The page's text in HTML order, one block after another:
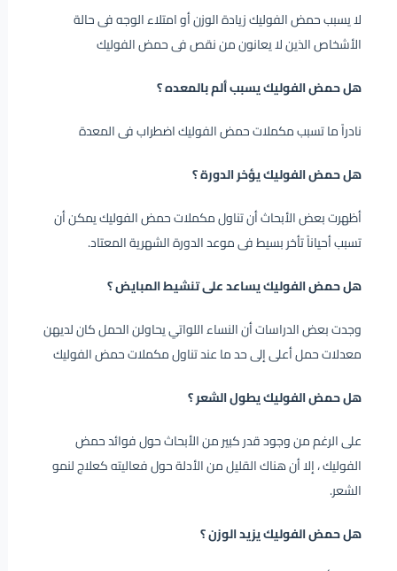
لا يسبب حمض الفوليك زيادة الوزن أو امتلاء الوجه فى حالة
الأشخاص الذين لا يعانون من نقص فى حمض الفوليك
هل حمض الفوليك يسبب ألم بالمعده ؟
نادراً ما تسبب مكملات حمض الفوليك اضطراب فى المعدة
هل حمض الفوليك يؤخر الدورة ؟
أظهرت بعض الأبحاث أن تناول مكملات حمض الفوليك يمكن أن
تسبب أحياناً تأخر بسيط فى موعد الدورة الشهرية المعتاد.
هل حمض الفوليك يساعد على تنشيط المبايض ؟
وجدت بعض الدراسات أن النساء اللواتي يحاولن الحمل كان لديهن
معدلات حمل أعلى إلى حد ما عند تناول مكملات حمض الفوليك
هل حمض الفوليك يطول الشعر ؟
على الرغم من وجود قدر كبير من الأبحاث حول فوائد حمض
الفوليك ، إلا أن هناك القليل من الأدلة حول فعاليته كعلاج لنمو
الشعر.
هل حمض الفوليك يزيد الوزن ؟